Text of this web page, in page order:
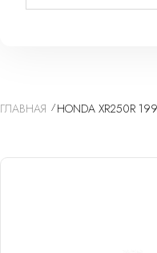
ГЛАВНАЯ HONDA XR250R